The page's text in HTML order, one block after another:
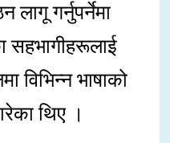
लागू गर्नुपर्नेमा
सहभागीहरूलाई
विभिन्न भाषाको
थिए ।